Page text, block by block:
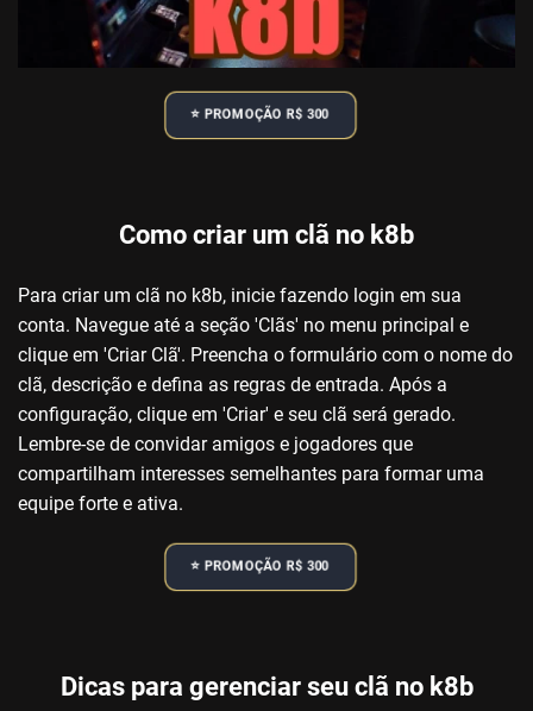
⭐️ PROMOÇÃO R$ 300
Como criar um clã no k8b
Para criar um clã no k8b, inicie fazendo login em sua
conta. Navegue até a seção 'Clãs' no menu principal e
clique em 'Criar Clã'. Preencha o formulário com o nome do
clã, descrição e defina as regras de entrada. Após a
configuração, clique em 'Criar' e seu clã será gerado.
Lembre-se de convidar amigos e jogadores que
compartilham interesses semelhantes para formar uma
equipe forte e ativa.
⭐️ PROMOÇÃO R$ 300
Dicas para gerenciar seu clã no k8b